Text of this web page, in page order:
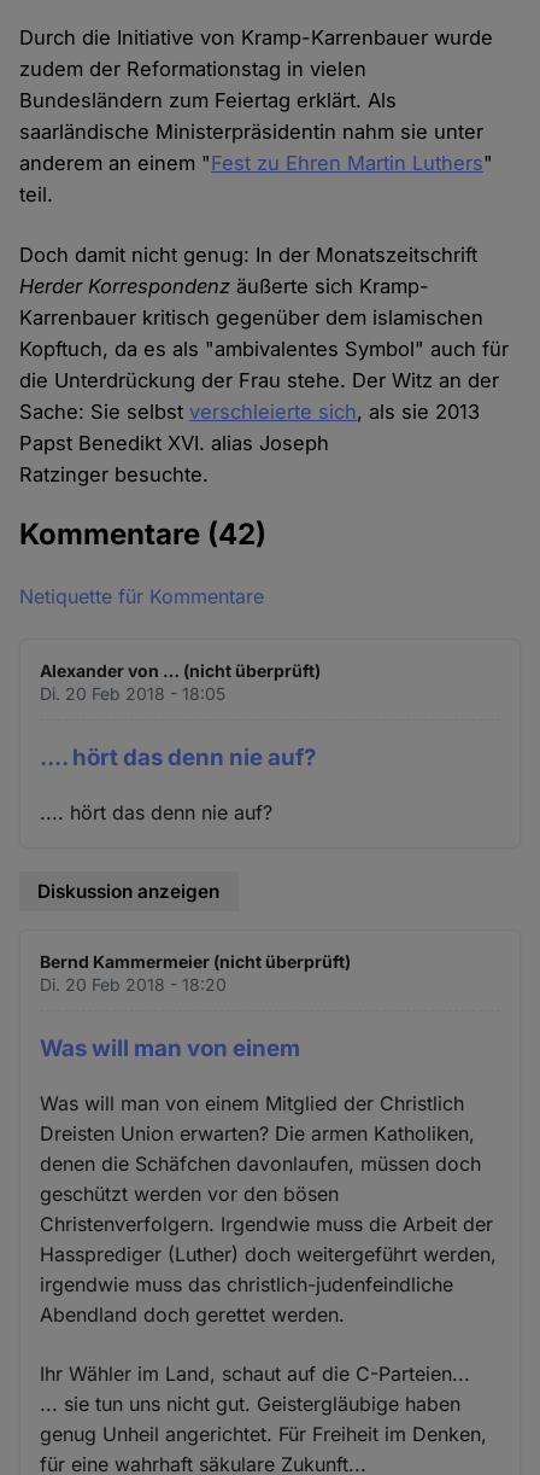
Durch die Initiative von Kramp-Karrenbauer wurde
zudem der Reformationstag in vielen
Bundesländern zum Feiertag erklärt. Als
saarländische Ministerpräsidentin nahm sie unter
anderem an einem "Fest zu Ehren Martin Luthers"
teil.
Doch damit nicht genug: In der Monatszeitschrift
Herder Korrespondenzäußerte sich Kramp-
Karrenbauer kritisch gegenüber dem islamischen
Kopftuch, da es als "ambivalentes Symbol" auch für
die Unterdrückung der Frau stehe. Der Witz an der
Sache: Sie selbstverschleierte sich, als sie 2013
Papst Benedikt XVI. alias Joseph
Ratzinger besuchte.
Kommentare (42)
Netiquette für Kommentare
Alexander von … (nicht überprüft)
Di. 20 Feb 2018 - 18:05
.... hört das denn nie auf?
.... hört das denn nie auf?
Diskussion anzeigen
Bernd Kammermeier (nicht überprüft)
Di. 20 Feb 2018 - 18:20
Was will man von einem
Was will man von einem Mitglied der Christlich
Dreisten Union erwarten? Die armen Katholiken,
denen die Schäfchen davonlaufen, müssen doch
geschützt werden vor den bösen
Christenverfolgern. Irgendwie muss die Arbeit der
Hassprediger (Luther) doch weitergeführt werden,
irgendwie muss das christlich-judenfeindliche
Abendland doch gerettet werden.
Ihr Wähler im Land, schaut auf die C-Parteien...
... sie tun uns nicht gut. Geistergläubige haben
genug Unheil angerichtet. Für Freiheit im Denken,
für eine wahrhaft säkulare Zukunft...